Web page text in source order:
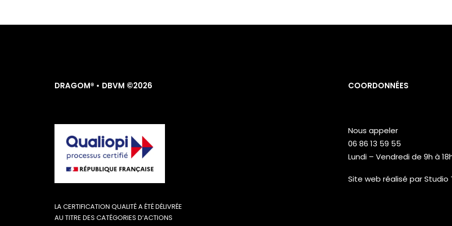
DRAGOM® • DBVM ©2026
LA CERTIFICATION QUALITÉ A ÉTÉ DÉLIVRÉE
AU TITRE DES CATÉGORIES D’ACTIONS
COORDONNÉES
Nous appeler
06 86 13 59 55
Lundi – Vendredi de 9h à
Site web réalisé parStudio